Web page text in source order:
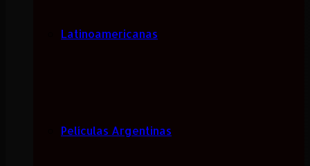
Latinoamericanas
Películas Argentinas